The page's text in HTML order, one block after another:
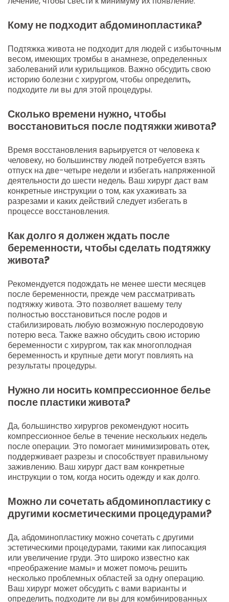
Кому не подходит абдоминопластика?
Подтяжка живота не подходит для людей с избыточным
весом, имеющих тромбы в анамнезе, определенных
заболеваний или курильщиков. Важно обсудить свою
историю болезни с хирургом, чтобы определить,
подходите ли вы для этой процедуры.
Сколько времени нужно, чтобы
восстановиться после подтяжки живота?
Время восстановления варьируется от человека к
человеку, но большинству людей потребуется взять
отпуск на две-четыре недели и избегать напряженной
деятельности до шести недель. Ваш хирург даст вам
конкретные инструкции о том, как ухаживать за
разрезами и каких действий следует избегать в
процессе восстановления.
Как долго я должен ждать после
беременности, чтобы сделать подтяжку
живота?
Рекомендуется подождать не менее шести месяцев
после беременности, прежде чем рассматривать
подтяжку живота. Это позволяет вашему телу
полностью восстановиться после родов и
стабилизировать любую возможную послеродовую
потерю веса. Также важно обсудить свою историю
беременности с хирургом, так как многоплодная
беременность и крупные дети могут повлиять на
результаты процедуры.
Нужно ли носить компрессионное белье
после пластики живота?
Да, большинство хирургов рекомендуют носить
компрессионное белье в течение нескольких недель
после операции. Это помогает минимизировать отек,
поддерживает разрезы и способствует правильному
заживлению. Ваш хирург даст вам конкретные
инструкции о том, когда носить одежду и как долго.
Можно ли сочетать абдоминопластику с
другими косметическими процедурами?
Да, абдоминопластику можно сочетать с другими
эстетическими процедурами, такими как липосакция
или увеличение груди. Это широко известно как
«преображение мамы» и может помочь решить
несколько проблемных областей за одну операцию.
Ваш хирург может обсудить с вами варианты и
определить, подходите ли вы для комбинированных